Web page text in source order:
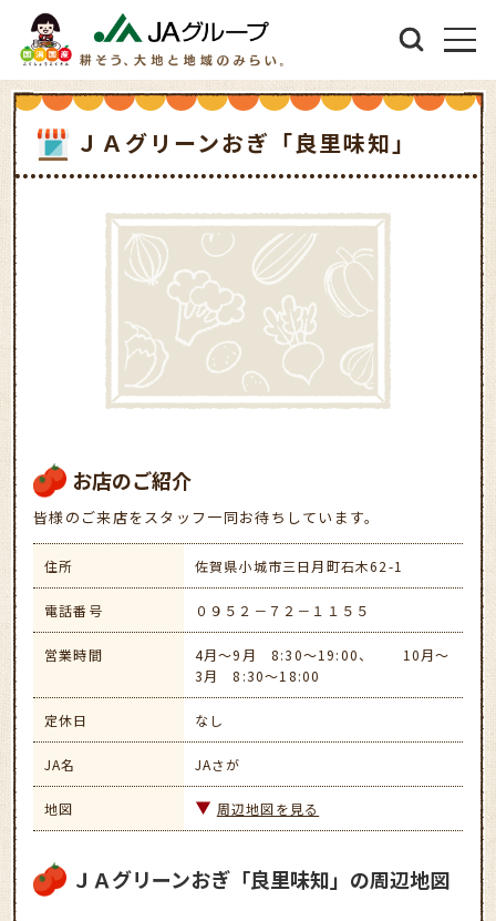
ＪＡグリーンおぎ「良里味知」
お店のご紹介
皆様のご来店をスタッフ一同お待ちしています。
住所 佐賀県小城市三日月町石木62-1
電話番号 ０９５２－７２－１１５５
営業時間
4月～9月 8:30～19:00、 10月～
3月 8:30～18:00
定休日 なし
JA名 JAさが
地図 周辺地図を見る
ＪＡグリーンおぎ「良里味知」の周辺地図